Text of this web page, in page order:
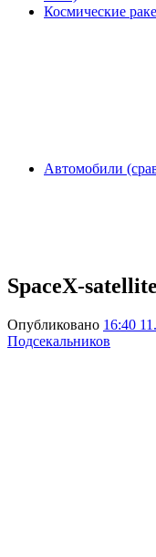
Космические
Автомобили
SpaceX-
Опубликовано 16:40
Подсекальников